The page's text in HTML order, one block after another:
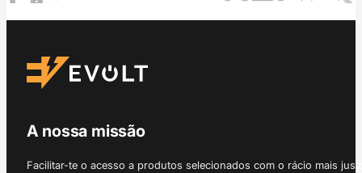
A nossa missão
Facilitar-te o acesso a produtos selecionados com o rácio mais